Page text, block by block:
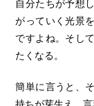
自分たちが予想
がっていく光景
ですよね。そし
たくなる。
簡単に言うと、
持ちが芽生え、言